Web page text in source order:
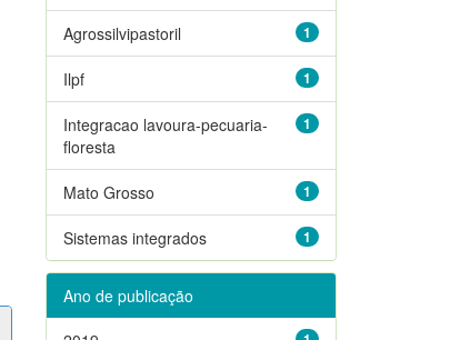
1
Agrossilvipastoril
1
Ilpf
1
Integracao lavoura-pecuaria-
floresta
1
Mato Grosso
1
Sistemas integrados
Ano de publicação